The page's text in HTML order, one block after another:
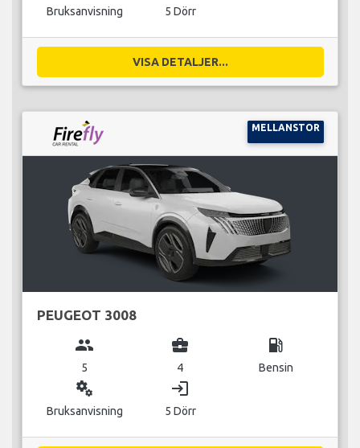
Bruksanvisning 5 Dörr
VISA DETALJER...
MELLANSTOR
PEUGEOT 3008
group
5
business_center
4
local_gas_station
Bensin
miscellaneous_services
Bruksanvisning
login
5 Dörr